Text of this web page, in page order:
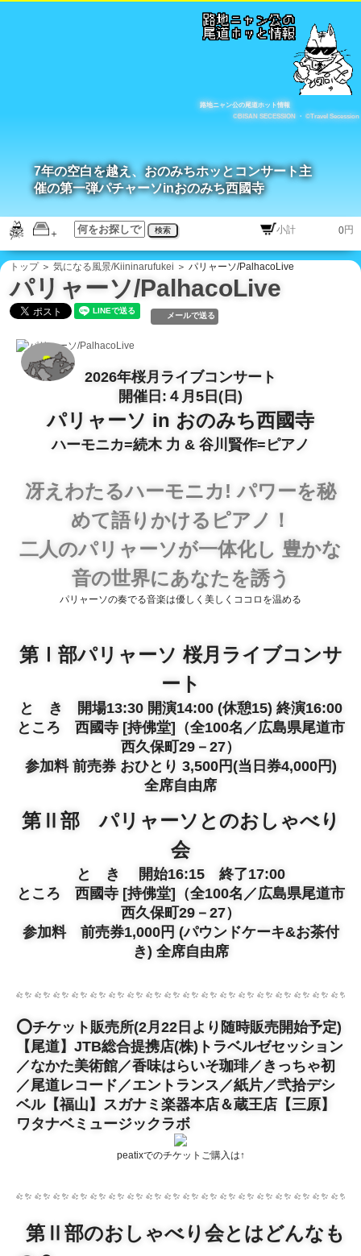
路地ニャン公の尾道ホット情報
©BISAN SECESSION
・ ©Travel Secession
検索 円
7年の空白を越え、おのみちホッとコンサート主
催の第一弾パチャーソinおのみち西國寺
トップ＞ 気になる風景/Kiininarufukei ＞ パリャーソ/PalhacoLive
パリャーソ/PalhacoLive
メールで送る
2026年桜月ライブコンサート
開催日:４月5日(日)
パリャーソ in おのみち西國寺
ハーモニカ=続木 力 & 谷川賢作=ピアノ
冴えわたるハーモニカ! パワーを秘
めて語りかけるピアノ！
二人のパリャーソが一体化し 豊かな
音の世界にあなたを誘う
パリャーソの奏でる音楽は優しく美しくココロを温める
第Ⅰ部パリャーソ 桜月ライブコンサ
ート
と き 開場13:30 開演14:00 (休憩15) 終演16:00
ところ 西國寺 [持佛堂]（全100名／広島県尾道市
西久保町29－27）
参加料 前売券 おひとり 3,500円(当日券4,000円)
全席自由席
第Ⅱ部 パリャーソとのおしゃべり
会
と き 開始16:15 終了17:00
ところ 西國寺 [持佛堂]（全100名／広島県尾道市
西久保町29－27）
参加料 前売券1,000円 (パウンドケーキ&お茶付
き) 全席自由席
⭕️チケット販売所(2月22日より随時販売開始予定)
【尾道】JTB総合提携店(株)トラベルゼセッション
／なかた美術館／香味はらいそ珈琲／きっちゃ初
／尾道レコード／エントランス／紙片／弐拾デシ
ベル【福山】スガナミ楽器本店＆蔵王店【三原】
ワタナベミュージックラボ
peatixでのチケットご購入は↑
第Ⅱ部のおしゃべり会とはどんなも